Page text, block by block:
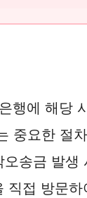
에 해당
요한 절
송금 발
접 방문